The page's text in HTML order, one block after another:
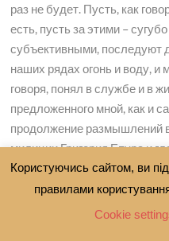
раз не будет. Пусть, как
есть, пусть за этими –
субъективными, последуют
наших рядах огонь и воду, и
говоря, понял в службе и в
предложенного мной, как и
продолжение размышлений
милиции Григория Епура и
Леонида Личмана.
Користуючись сайтом, ви
правилами
Cookie